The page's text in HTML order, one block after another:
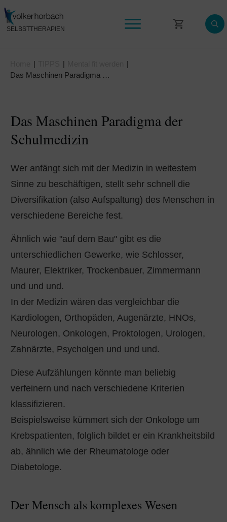
SELBSTTHERAPIEN
| |
|
Das Maschinen Paradigma der Schulmedizin
Das Maschinen Paradigma der
Schulmedizin
Wer anfängt sich mit der Medizin in weitestem
Sinne zu beschäftigen, stellt sehr schnell die
Diversifikation (also Aufspaltung) des Menschen in
verschiedene Bereiche fest.
Ähnlich wie "auf dem Bau" gibt es die
unterschiedlichen Gewerke, wie Schlosser,
Maurer, Elektriker, Trockenbauer, Zimmermann
und und und.
In der Medizin wären das vergleichbar die
Kardiologen, Orthopäden, Augenärzte, HNOs,
Neurologen, Onkologen, Proktologen, Urologen,
Zahnärzte, Psycholgen und und und.
Diese Aufzählungen könnte man beliebig
verfeinern und nach verschiedene Kriterien
klassifizieren.
Beispielsweise kümmert sich der Onkologe um
Krebspatienten, folglich bildet er ein Krankheitsbild
ab, ähnlich wie der Rheumatologe oder
Diabetologe.
Der Mensch als komplexes Wesen